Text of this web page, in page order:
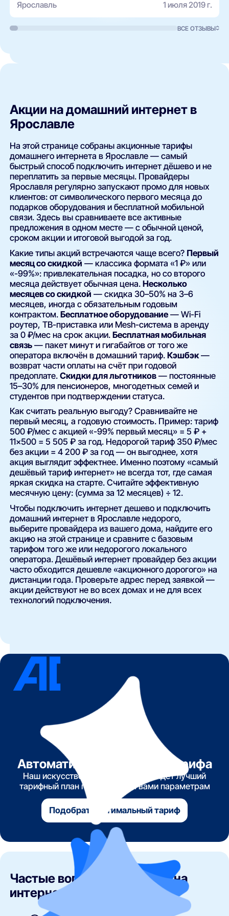
Ярославль 1 июля 2019 г.
ВСЕ ОТЗЫВЫ
Акции на домашний интернет в
Ярославле
На этой странице собраны акционные тарифы
домашнего интернета в Ярославле — самый
быстрый способ подключить интернет дёшево и не
переплатить за первые месяцы. Провайдеры
Ярославля регулярно запускают промо для новых
клиентов: от символического первого месяца до
подарков оборудования и бесплатной мобильной
связи. Здесь вы сравниваете все активные
предложения в одном месте — с обычной ценой,
сроком акции и итоговой выгодой за год.
Какие типы акций встречаются чаще всего? Первый
месяц со скидкой — классика формата «1 ₽» или
«-99%»: привлекательная посадка, но со второго
месяца действует обычная цена.Несколько
месяцев со скидкой — скидка 30–50% на 3–6
месяцев, иногда с обязательным годовым
контрактом.Бесплатное оборудование — Wi-Fi
роутер, ТВ-приставка или Mesh-система в аренду
за 0 ₽/мес на срок акции.Бесплатная мобильная
связь — пакет минут и гигабайтов от того же
оператора включён в домашний тариф.Кэшбэк —
возврат части оплаты на счёт при годовой
предоплате.Скидки для льготников — постоянные
15–30% для пенсионеров, многодетных семей и
студентов при подтверждении статуса.
Как считать реальную выгоду? Сравнивайте не
первый месяц, а годовую стоимость. Пример: тариф
500 ₽/мес с акцией «-99% первый месяц» = 5 ₽ +
11×500 = 5 505 ₽ за год. Недорогой тариф 350 ₽/мес
без акции = 4 200 ₽ за год — он выгоднее, хотя
акция выглядит эффектнее. Именно поэтому «самый
дешёвый тариф интернет» не всегда тот, где самая
яркая скидка на старте. Считайте эффективную
месячную цену: (сумма за 12 месяцев) ÷ 12.
Чтобы подключить интернет дешево и подключить
домашний интернет в Ярославле недорого,
выберите провайдера из вашего дома, найдите его
акцию на этой странице и сравните с базовым
тарифом того же или недорогого локального
оператора. Дешёвый интернет провайдер без акции
часто обходится дешевле «акционного дорогого» на
дистанции года. Проверьте адрес перед заявкой —
акции действуют не во всех домах и не для всех
технологий подключения.
Автоматический подбор тарифа
Наш искусственный интеллект найдет лучший
тарифный план по указанным вами параметрам
Подобрать оптимальный тариф
Частые вопросы об акциях на
интернет в Ярославле